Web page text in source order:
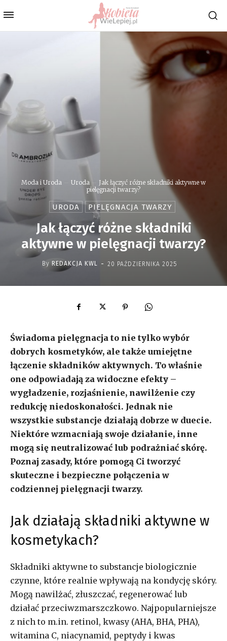
Moda i Uroda Uroda
Jak łączyć różne składniki aktywne w
pielęgnacji twarzy?
URODA PIELĘGNACJA TWARZY
Jak łączyć różne składniki
aktywne w pielęgnacji twarzy?
By REDAKCJA KWL - 20 PAŹDZIERNIKA 2025
Świadoma pielęgnacja to nie tylko wybór
dobrych kosmetyków, ale także umiejętne
łączenie składników aktywnych. To właśnie
one odpowiadają za widoczne efekty –
wygładzenie, rozjaśnienie, nawilżenie czy
redukcję niedoskonałości. Jednak nie
wszystkie substancje działają dobrze w duecie.
Niektóre wzmacniają swoje działanie, inne
mogą się neutralizować lub podrażniać skórę.
Poznaj zasady, które pomogą Ci tworzyć
skuteczne i bezpieczne połączenia w
codziennej pielęgnacji twarzy.
Jak działają składniki aktywne w
kosmetykach?
Składniki aktywne to substancje biologicznie
czynne, które realnie wpływają na kondycję skóry.
Mogą nawilżać, złuszczać, regenerować lub
działać przeciwzmarszczkowo. Najpopularniejsze
z nich to m.in. retinol, kwasy (AHA, BHA, PHA),
witamina C, niacynamid, peptydy i kwas